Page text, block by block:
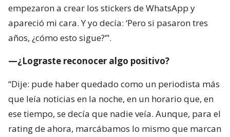
empezaron a crear los stickers de WhatsApp y
apareció mi cara. Y yo decía: ‘Pero si pasaron tres
años, ¿cómo esto sigue?’”.
—¿Lograste reconocer algo positivo?
“Dije: pude haber quedado como un periodista más
que leía noticias en la noche, en un horario que, en
ese tiempo, se decía que nadie veía. Aunque, para el
rating de ahora, marcábamos lo mismo que marcan